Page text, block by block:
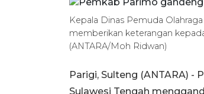
Kepala Dinas Pemuda
memberikan keterangan
(ANTARA/Moh Ridwan)
Parigi, Sulteng (ANTARA)
Sulawesi Tengah